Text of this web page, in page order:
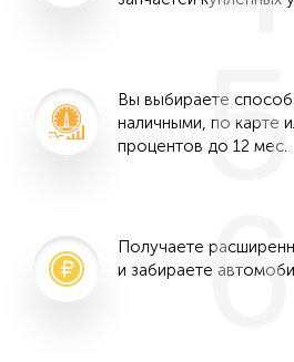
Вы выбираете способ
наличными, по карте
процентов до 12 мес.
5
Получаете
и забираете6